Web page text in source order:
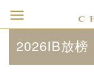
2026IB放榜